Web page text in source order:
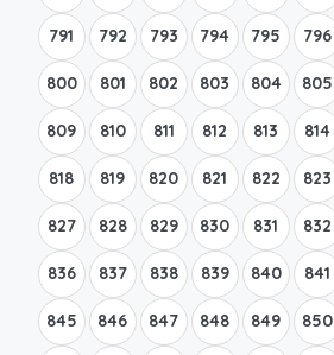
791 792 793 794 795 796
800 801 802 803 804 805
809 810 811 812 813 814
818 819 820 821 822 823
827 828 829 830 831 832
836 837 838 839 840 841
845 846 847 848 849 850